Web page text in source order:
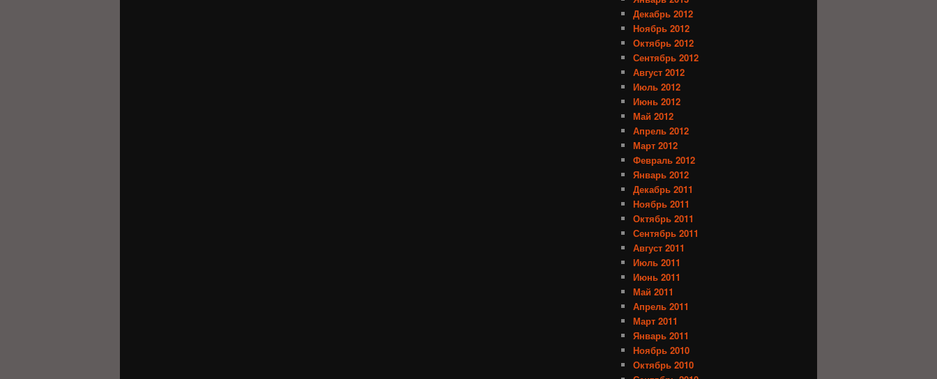
Декабрь 2012
Ноябрь 2012
Октябрь 2012
Сентябрь 2012
Август 2012
Июль 2012
Июнь 2012
Май 2012
Апрель 2012
Март 2012
Февраль 2012
Январь 2012
Декабрь 2011
Ноябрь 2011
Октябрь 2011
Сентябрь 2011
Август 2011
Июль 2011
Июнь 2011
Май 2011
Апрель 2011
Март 2011
Январь 2011
Ноябрь 2010
Октябрь 2010